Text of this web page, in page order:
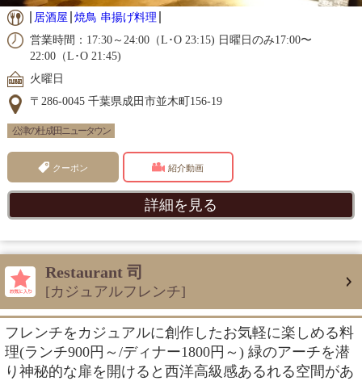
居酒屋 焼鳥 串揚げ料理
営業時間：17:30～24:00（L･O 23:15) 日曜日のみ17:00〜
22:00（L･O 21:45)
火曜日
〒286-0045 千葉県成田市並木町156-19
公津の杜 成田ニュータウン
クーポン 紹介動画
詳細を見る
Restaurant 司
[カジュアルフレンチ]
フレンチをカジュアルに創作したお気軽に楽しめる料
理(ランチ900円～/ディナー1800円～) 緑のアーチを潜
り神秘的な扉を開けると西洋高級感あるれる空間があ